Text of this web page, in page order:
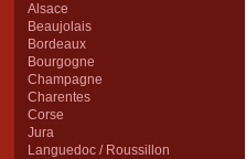
Alsace
Beaujolais
Bordeaux
Bourgogne
Champagne
Charentes
Corse
Jura
Languedoc / Roussillon